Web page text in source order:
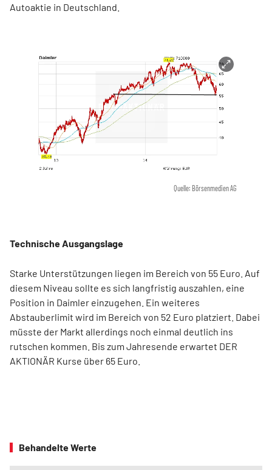
Autoaktie in Deutschland.
Quelle: Börsenmedien AG
Technische Ausgangslage
Starke Unterstützungen liegen im Bereich von 55 Euro. Auf
diesem Niveau sollte es sich langfristig auszahlen, eine
Position in Daimler einzugehen. Ein weiteres
Abstauberlimit wird im Bereich von 52 Euro platziert. Dabei
müsste der Markt allerdings noch einmal deutlich ins
rutschen kommen. Bis zum Jahresende erwartet DER
AKTIONÄR Kurse über 65 Euro.
Behandelte Werte